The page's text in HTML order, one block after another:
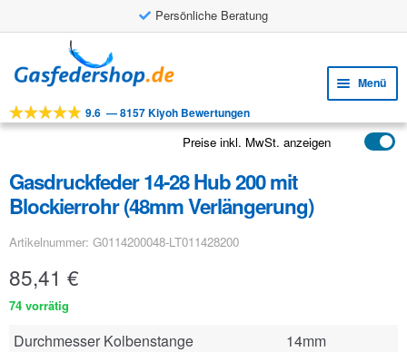
Persönliche Beratung
Navigation
springen
Inhalt
springen
Menü
Werkzeuge
Anwendungen
9.6 —8157 Kiyoh Bewertungen
Preise inkl. MwSt. anzeigen
Gasdruckfeder 14-28 Hub 200 mit
Blockierrohr (48mm Verlängerung)
Artikelnummer: G0114200048-LT011428200
85,41 €
74 vorrätig
Durchmesser Kolbenstange
14mm